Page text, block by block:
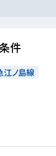
件
江ノ島線